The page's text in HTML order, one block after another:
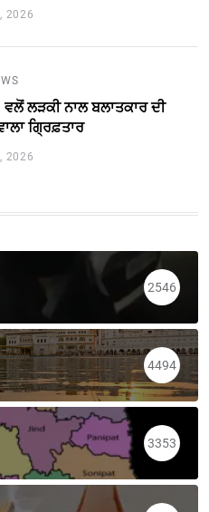
2026
ਲੜਕੀ ਨਾਲ ਬਲਾਤਕਾਰ ਦੀ
ਗ੍ਰਿਫ਼ਤਾਰ
2026
2546
4494
3353